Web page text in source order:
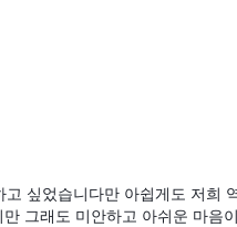
싶었습니다만 아쉽게도 저희
그래도 미안하고 아쉬운 마음